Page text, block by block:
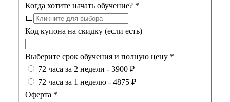
Когда хотите начать обучение? *
📅
Код купона на скидку (если есть)
Выберите срок обучения и полную цену *
72 часа за 2 недели - 3900 ₽
72 часа за 1 неделю - 4875 ₽
Оферта *